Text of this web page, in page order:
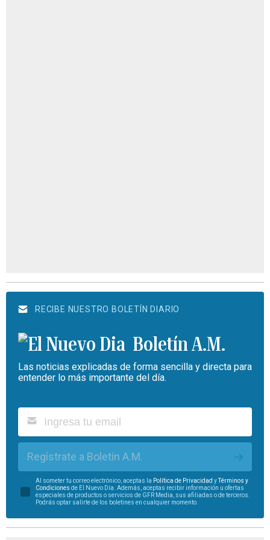
RECIBE NUESTRO BOLETÍN DIARIO
Boletín A.M.
Las noticias explicadas de forma sencilla y directa para
entender lo más importante del día.
Regístrate a Boletín A.M.
Al someter tu correo electrónico, aceptas la Política de Privacidad yTérminos y
Condiciones de El Nuevo Día. Además, aceptas recibir información u ofertas
especiales de productos o servicios de GFR Media, sus afiliadas o de terceros.
Podrás optar salirte de los boletines en cualquier momento.